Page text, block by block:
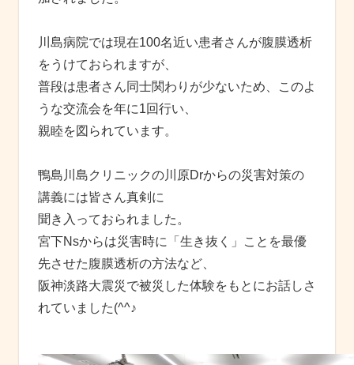
川島病院では現在100名近い患者さんが腹膜透析
をうけておられますが、
普段は患者さん同士関わりが少ないため、このよ
うな交流会を年に1回行い、
親睦を図られています。
鴨島川島クリニックの川原Drからの災害対策の
講義には皆さん真剣に
聞き入っておられました。
宮下Nsからは災害時に「生き抜く」ことを最優
先させた腹膜透析の方法など、
阪神淡路大震災で被災した体験をもとにお話しさ
れていました(^^♪